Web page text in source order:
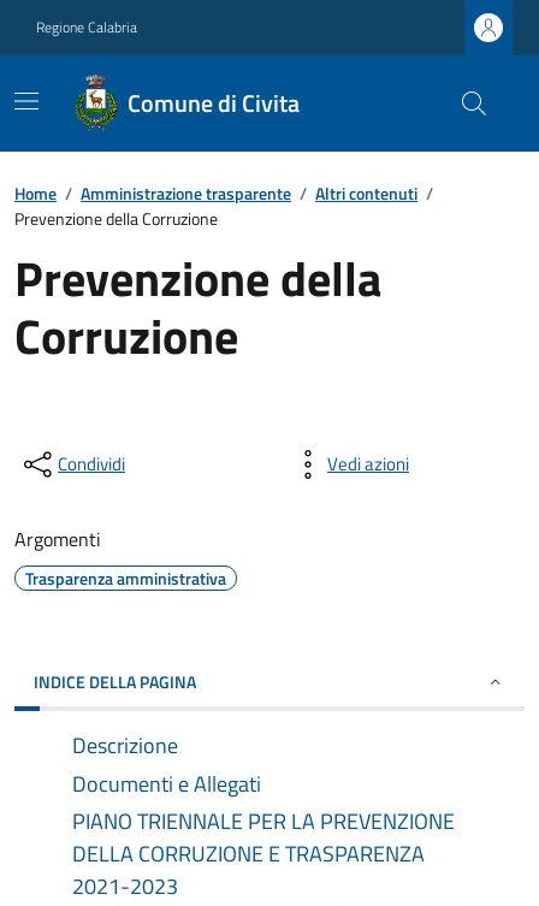
Regione Calabria
Comune di Civita
Home / Amministrazione trasparente / Altri contenuti /
Prevenzione della Corruzione
Prevenzione della
Corruzione
Condividi Vedi azioni
Argomenti
Trasparenza amministrativa
INDICE DELLA PAGINA
Descrizione
Documenti e Allegati
PIANO TRIENNALE PER LA PREVENZIONE
DELLA CORRUZIONE E TRASPARENZA
2021-2023